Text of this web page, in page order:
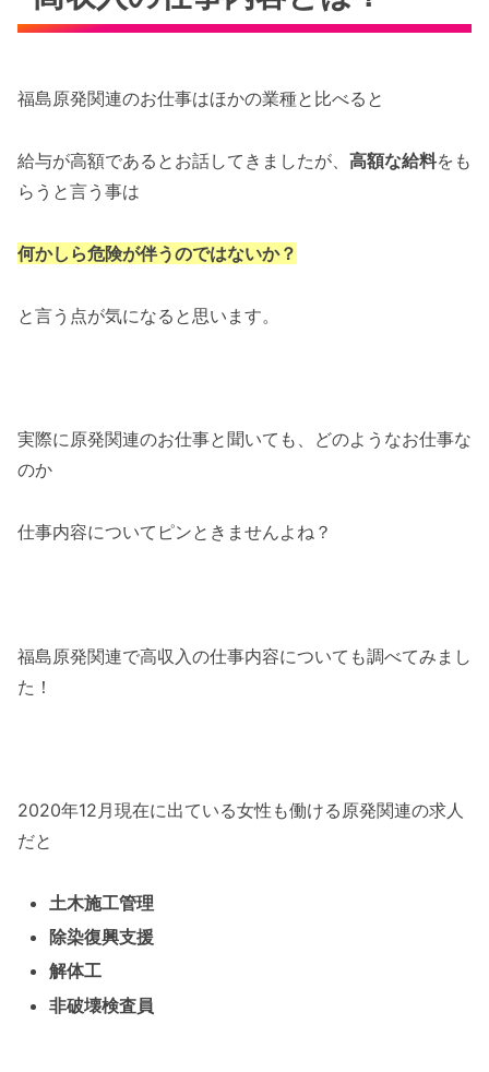
福島原発関連のお仕事はほかの業種と比べると
給与が高額であるとお話してきましたが、 高額な給料をも
らうと言う事は
何かしら危険が伴うのではないか？
と言う点が気になると思います。
実際に原発関連のお仕事と聞いても、どのようなお仕事な
のか
仕事内容についてピンときませんよね？
福島原発関連で高収入の仕事内容についても調べてみまし
た！
2020年12月現在に出ている女性も働ける原発関連の求人
だと
土木施工管理
除染復興支援
解体工
非破壊検査員